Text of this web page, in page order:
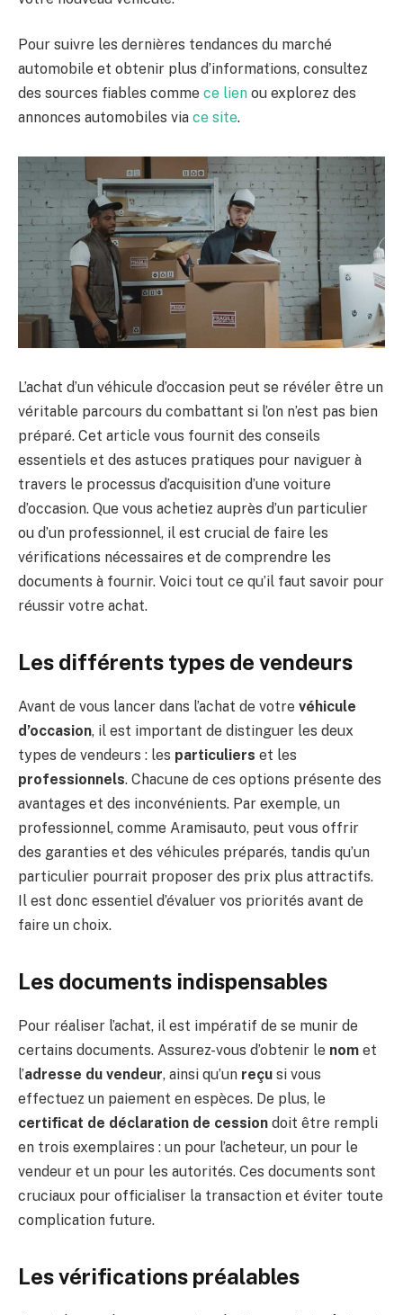
Pour suivre les dernières tendances du marché
automobile et obtenir plus d’informations, consultez
des sources fiables comme ce lien ou explorez des
annonces automobiles via ce site.
L’achat d’un véhicule d’occasion peut se révéler être un
véritable parcours du combattant si l’on n’est pas bien
préparé. Cet article vous fournit des conseils
essentiels et des astuces pratiques pour naviguer à
travers le processus d’acquisition d’une voiture
d’occasion. Que vous achetiez auprès d’un particulier
ou d’un professionnel, il est crucial de faire les
vérifications nécessaires et de comprendre les
documents à fournir. Voici tout ce qu’il faut savoir pour
réussir votre achat.
Les différents types de vendeurs
Avant de vous lancer dans l’achat de votre véhicule
d’occasion, il est important de distinguer les deux
types de vendeurs : les particuliers et les
professionnels. Chacune de ces options présente des
avantages et des inconvénients. Par exemple, un
professionnel, comme Aramisauto, peut vous offrir
des garanties et des véhicules préparés, tandis qu’un
particulier pourrait proposer des prix plus attractifs.
Il est donc essentiel d’évaluer vos priorités avant de
faire un choix.
Les documents indispensables
Pour réaliser l’achat, il est impératif de se munir de
certains documents. Assurez-vous d’obtenir le nom et
l’adresse du vendeur, ainsi qu’un reçu si vous
effectuez un paiement en espèces. De plus, le
certificat de déclaration de cession doit être rempli
en trois exemplaires : un pour l’acheteur, un pour le
vendeur et un pour les autorités. Ces documents sont
cruciaux pour officialiser la transaction et éviter toute
complication future.
Les vérifications préalables